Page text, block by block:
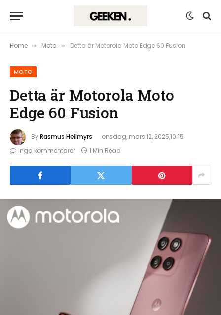
Home » Moto » Detta är Motorola Moto Edge 60 Fusion
MOTO
Detta är Motorola Moto
Edge 60 Fusion
ByRasmus Hellmyrs
onsdag, mars 12, 2025,10:15
Inga kommentarer
1 Min Read